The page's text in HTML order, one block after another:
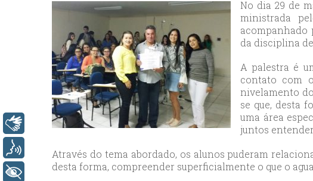
escort
avcılar
escort
bagcılar
escort
beylikduzu
escort
bahcesehir
umraniye
escort
No dia 29 de
ministrada
acompanhado
da disciplina
A palestra é
contato com
nivelamento
se que, desta
uma área
juntos
Através do tema abordado, os alunos puderam
desta forma, compreender superficialmente o que o
Libras
+ Acessibilidade